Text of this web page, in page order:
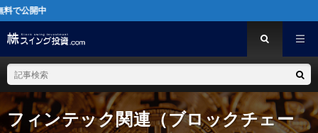
フィンテック関連（ブロックチェー